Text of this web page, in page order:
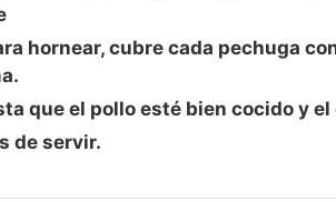
hornear, cubre cada pechuga
que el pollo esté bien cocido y
de servir.